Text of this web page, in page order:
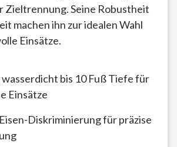
Zieltrennung. Seine Robustheit
machen ihn zur idealen Wahl
Einsätze.
bis 10 Fuß Tiefe für
Einsätze
Diskriminierung für präzise